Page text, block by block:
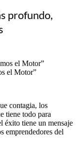
profundo,
el Motor”
contagia, los
tiene todo para
éxito tiene un mensaje
emprendedores del